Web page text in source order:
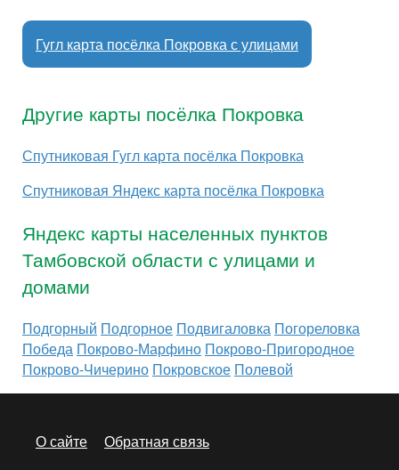
Гугл карта посёлка Покровка с улицами
Другие карты посёлка Покровка
Спутниковая Гугл карта посёлка Покровка
Спутниковая Яндекс карта посёлка Покровка
Яндекс карты населенных пунктов
Тамбовской области с улицами и
домами
Подгорный Подгорное Подвигаловка Погореловка
Победа Покрово-Марфино Покрово-Пригородное
Покрово-Чичерино Покровское Полевой
О сайте
Обратная связь